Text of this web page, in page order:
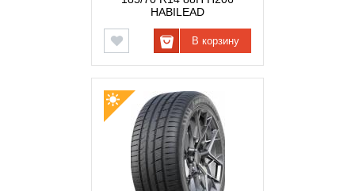
HABILEAD
В корзину